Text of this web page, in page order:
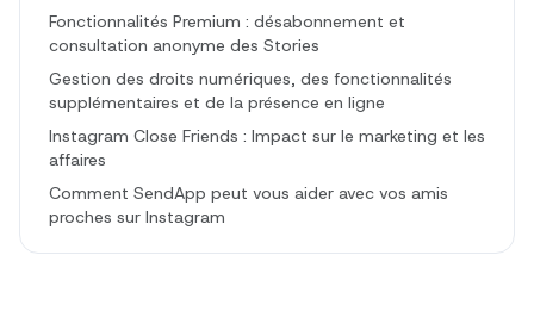
Fonctionnalités Premium : désabonnement et
consultation anonyme des Stories
Gestion des droits numériques, des fonctionnalités
supplémentaires et de la présence en ligne
Instagram Close Friends : Impact sur le marketing et les
affaires
Comment SendApp peut vous aider avec vos amis
proches sur Instagram